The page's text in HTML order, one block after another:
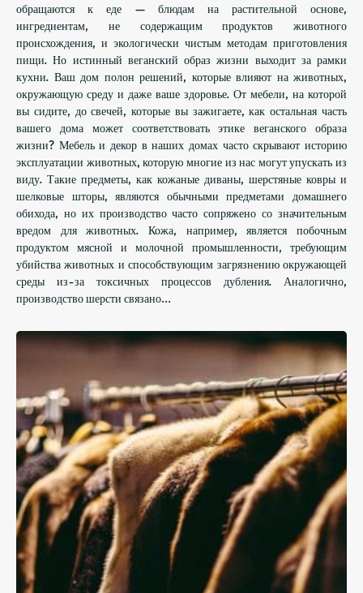
обращаются к еде — блюдам на растительной основе,
ингредиентам, не содержащим продуктов животного
происхождения, и экологически чистым методам приготовления
пищи. Но истинный веганский образ жизни выходит за рамки
кухни. Ваш дом полон решений, которые влияют на животных,
окружающую среду и даже ваше здоровье. От мебели, на которой
вы сидите, до свечей, которые вы зажигаете, как остальная часть
вашего дома может соответствовать этике веганского образа
жизни? Мебель и декор в наших домах часто скрывают историю
эксплуатации животных, которую многие из нас могут упускать из
виду. Такие предметы, как кожаные диваны, шерстяные ковры и
шелковые шторы, являются обычными предметами домашнего
обихода, но их производство часто сопряжено со значительным
вредом для животных. Кожа, например, является побочным
продуктом мясной и молочной промышленности, требующим
убийства животных и способствующим загрязнению окружающей
среды из-за токсичных процессов дубления. Аналогично,
производство шерсти связано…